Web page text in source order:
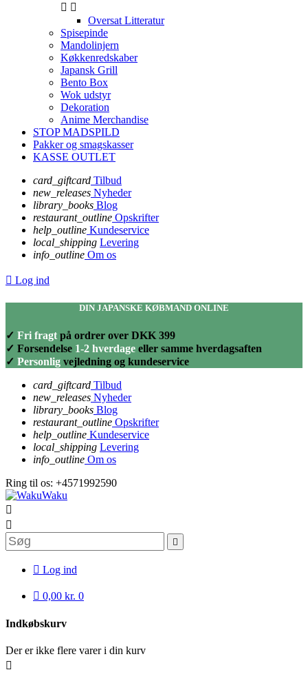
 
Oversat Litteratur
Spisepinde
Mandolinjern
Køkkenredskaber
Japansk Grill
Bento Box
Wok udstyr
Dekoration
Anime Merchandise
STOP MADSPILD
Pakker og smagskasser
KASSE OUTLET
card_giftcard Tilbud
new_releases Nyheder
library_books Blog
restaurant_outline Opskrifter
help_outline Kundeservice
local_shipping Levering
info_outline Om os
 Log ind
DIN JAPANSKE KØBMAND ONLINE
✓ Fri fragt på ordrer over DKK 399
✓ Forsendelse 1-2 hverdage eller samme hverdagsaften
✓ Personlig vejledning og kundeservice
card_giftcard Tilbud
new_releases Nyheder
library_books Blog
restaurant_outline Opskrifter
help_outline Kundeservice
local_shipping Levering
info_outline Om os
Ring til os: +4571992590



 Log ind
 0,00 kr. 0
Indkøbskurv
Der er ikke flere varer i din kurv
